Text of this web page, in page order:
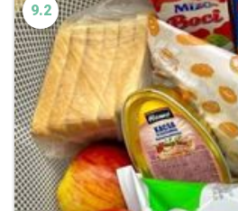
9.2